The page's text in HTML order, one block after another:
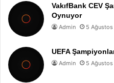
VakıfBank CEV
Oynuyor
Admin 5
UEFA
Admin 5